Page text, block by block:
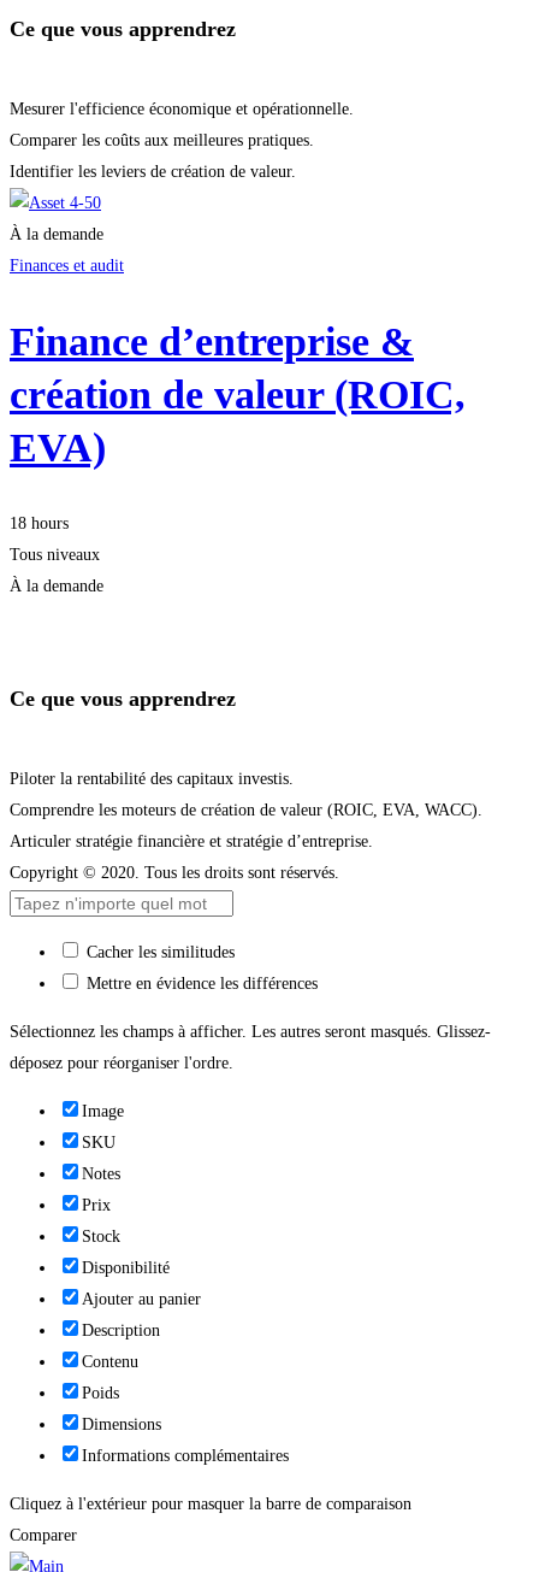
Ce que vous apprendrez
Mesurer l'efficience économique et opérationnelle.
Comparer les coûts aux meilleures pratiques.
Identifier les leviers de création de valeur.
À la demande
Finances et audit
Finance d’entreprise &
création de valeur (ROIC,
EVA)
18 hours
Tous niveaux
À la demande
Ce que vous apprendrez
Piloter la rentabilité des capitaux investis.
Comprendre les moteurs de création de valeur (ROIC, EVA, WACC).
Articuler stratégie financière et stratégie d’entreprise.
Copyright © 2020. Tous les droits sont réservés.
Cacher les similitudes
Mettre en évidence les différences
Sélectionnez les champs à afficher. Les autres seront masqués. Glissez-
déposez pour réorganiser l'ordre.
Image
SKU
Notes
Prix
Stock
Disponibilité
Ajouter au panier
Description
Contenu
Poids
Dimensions
Informations complémentaires
Cliquez à l'extérieur pour masquer la barre de comparaison
Comparer